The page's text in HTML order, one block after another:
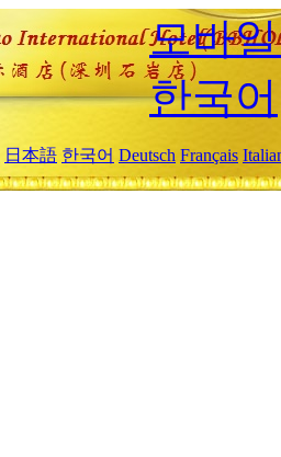
모바
한국어
日本語 한국어 Deutsch Français